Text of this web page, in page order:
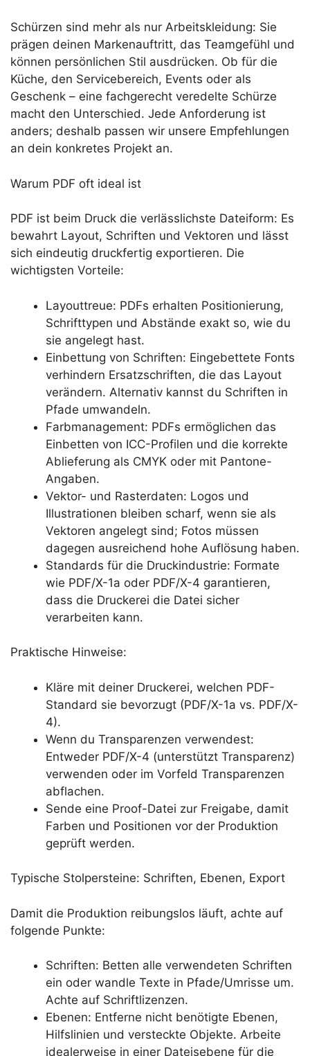
Schürzen sind mehr als nur Arbeitskleidung: Sie
prägen deinen Markenauftritt, das Teamgefühl und
können persönlichen Stil ausdrücken. Ob für die
Küche, den Servicebereich, Events oder als
Geschenk – eine fachgerecht veredelte Schürze
macht den Unterschied. Jede Anforderung ist
anders; deshalb passen wir unsere Empfehlungen
an dein konkretes Projekt an.
Warum PDF oft ideal ist
PDF ist beim Druck die verlässlichste Dateiform: Es
bewahrt Layout, Schriften und Vektoren und lässt
sich eindeutig druckfertig exportieren. Die
wichtigsten Vorteile:
Layouttreue: PDFs erhalten Positionierung,
Schrifttypen und Abstände exakt so, wie du
sie angelegt hast.
Einbettung von Schriften: Eingebettete Fonts
verhindern Ersatzschriften, die das Layout
verändern. Alternativ kannst du Schriften in
Pfade umwandeln.
Farbmanagement: PDFs ermöglichen das
Einbetten von ICC-Profilen und die korrekte
Ablieferung als CMYK oder mit Pantone-
Angaben.
Vektor- und Rasterdaten: Logos und
Illustrationen bleiben scharf, wenn sie als
Vektoren angelegt sind; Fotos müssen
dagegen ausreichend hohe Auflösung haben.
Standards für die Druckindustrie: Formate
wie PDF/X-1a oder PDF/X-4 garantieren,
dass die Druckerei die Datei sicher
verarbeiten kann.
Praktische Hinweise:
Kläre mit deiner Druckerei, welchen PDF-
Standard sie bevorzugt (PDF/X-1a vs. PDF/X-
4).
Wenn du Transparenzen verwendest:
Entweder PDF/X-4 (unterstützt Transparenz)
verwenden oder im Vorfeld Transparenzen
abflachen.
Sende eine Proof-Datei zur Freigabe, damit
Farben und Positionen vor der Produktion
geprüft werden.
Typische Stolpersteine: Schriften, Ebenen, Export
Damit die Produktion reibungslos läuft, achte auf
folgende Punkte:
Schriften: Betten alle verwendeten Schriften
ein oder wandle Texte in Pfade/Umrisse um.
Achte auf Schriftlizenzen.
Ebenen: Entferne nicht benötigte Ebenen,
Hilfslinien und versteckte Objekte. Arbeite
idealerweise in einer Dateisebene für die